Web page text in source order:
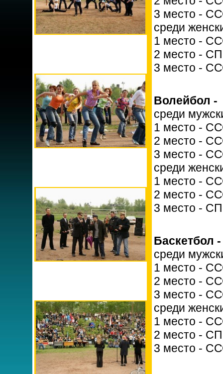
3 место -
среди
1 место -
2 место -
3 место -
Волейбол -
среди
1 место -
2 место -
3 место -
среди
1 место -
2 место -
3 место -
Баскетбол -
среди
1 место -
2 место -
3 место -
среди
1 место -
2 место -
3 место -